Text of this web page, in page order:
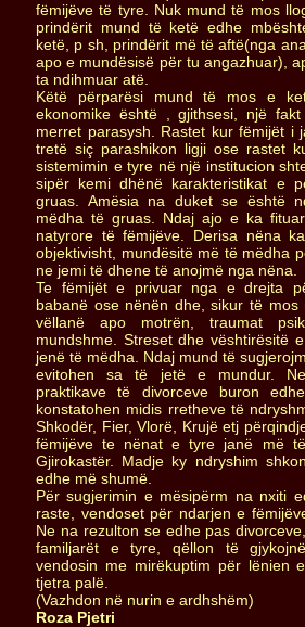
fëmijëve të tyre. Nuk mund të mos
prindërit mund të ketë edhe
ketë, p sh, prindërit më të aftë(nga
apo e mundësisë për tu angazhuar),
ta ndihmuar atë.
Këtë përparësi mund të mos e
ekonomike është , gjithsesi, një
merret parasysh. Rastet kur fëmijët i
tretë siç parashikon ligji ose rastet
sistemimin e tyre në një institucion
sipër kemi dhënë karakteristikat e
gruas. Amësia na duket se është
mëdha të gruas. Ndaj ajo e ka
natyrore të fëmijëve. Derisa nëna
objektivisht, mundësitë më të mëdha
ne jemi të dhene të anojmë nga nëna.
Te fëmijët e privuar nga e drejta
babanë ose nënën dhe, sikur të
vëllanë apo motrën, traumat
mundshme. Streset dhe vështirësitë
jenë të mëdha. Ndaj mund të
evitohen sa të jetë e mundur.
praktikave të divorceve buron
konstatohen midis rretheve të
Shkodër, Fier, Vlorë, Krujë etj
fëmijëve te nënat e tyre janë më
Gjirokastër. Madje ky ndryshim
edhe më shumë.
Për sugjerimin e mësipërm na nxiti
raste, vendoset për ndarjen e
Ne na rezulton se edhe pas
familjarët e tyre, qëllon të
vendosin me mirëkuptim për lënien
tjetra palë.
(Vazhdon në nurin e ardhshëm)
Roza Pjetri